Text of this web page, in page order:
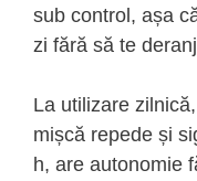
sub control, așa
zi fără să te
La utilizare
mișcă repede și
h, are autonomie